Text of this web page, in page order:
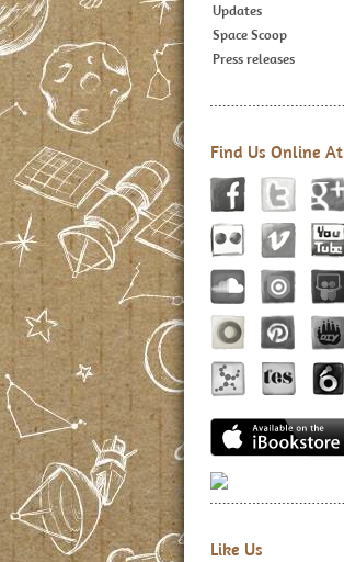
Updates
Space Scoop
Press releases
Find Us Online At
Like Us